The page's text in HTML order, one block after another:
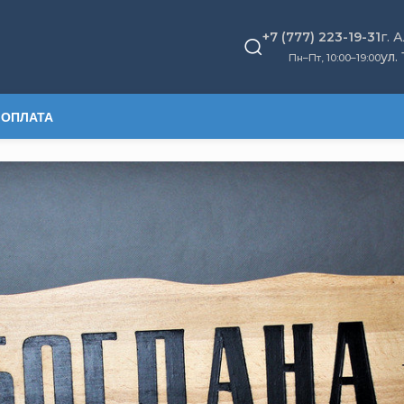
+7 (777) 223-19-31
Пн–Пт, 10:00–19:00
г.
ул.